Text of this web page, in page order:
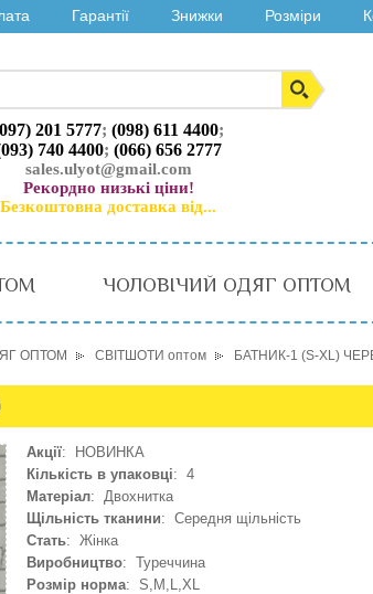
Гарантії Знижки Розміри
201 5777; (098) 611 4400;
740 4400; (066) 656 2777
sales.ulyot@gmail.com
Рекордно низькі ціни!
Безкоштовна доставка від...
ЧОЛОВІЧИЙ ОДЯГ ОПТОМ
ОПТОМ СВІТШОТИ оптом БАТНИК-1 (S-XL)
Акції: НОВИНКА
Кількість в упаковці: 4
Матеріал: Двохнитка
Щільність тканини: Середня щільність
Стать: Жінка
Виробництво: Туреччина
Розмір норма: S,M,L,XL